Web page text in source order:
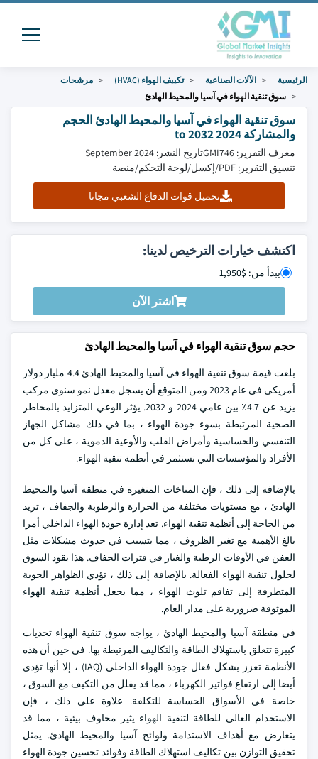
الرئيسية الآلات الصناعية تكييف الهواء (HVAC)
مرشحات
سوق تنقية الهواء في آسيا والمحيط الهادئ
سوق تنقية الهواء في آسيا والمحيط الهادئ الحجم
والمشاركة 2024 to 2032
معرف التقرير: GMI746
تاريخ النشر: September 2024
تنسيق التقرير: PDF/إكسل/لوحة التحكم/منصة
تحميل قوات الدفاع الشعبي مجانا
اكتشف خيارات الترخيص لدينا:
يبدأ من: $1,950
اشتر الآن
حجم سوق تنقية الهواء في آسيا والمحيط الهادئ
بلغت قيمة سوق تنقية الهواء في آسيا والمحيط الهادئ 4.4 مليار دولار
أمريكي في عام 2023 ومن المتوقع أن يسجل معدل نمو سنوي مركب
يزيد عن 4.7٪ بين عامي 2024 و 2032. يؤثر الوعي المتزايد بالمخاطر
الصحية المرتبطة بسوء جودة الهواء ، بما في ذلك مشاكل الجهاز
التنفسي والحساسية وأمراض القلب والأوعية الدموية ، على كل من
الأفراد والمؤسسات التي تستثمر في أنظمة تنقية الهواء.
بالإضافة إلى ذلك ، فإن المناخات المتغيرة في منطقة آسيا والمحيط
الهادئ ، مع مستويات مختلفة من الحرارة والرطوبة والجفاف ، تزيد
من الحاجة إلى أنظمة تنقية الهواء. تعد إدارة جودة الهواء الداخلي أمرا
بالغ الأهمية مع تغير الظروف ، مما يتسبب في حدوث مشكلات مثل
العفن في الأوقات الرطبة والغبار في فترات الجفاف. هذا يقود السوق
لحلول تنقية الهواء الفعالة. بالإضافة إلى ذلك ، تؤدي الظواهر الجوية
المتطرفة إلى تفاقم تلوث الهواء ، مما يجعل أنظمة تنقية الهواء
الموثوقة ضرورية على مدار العام.
في منطقة آسيا والمحيط الهادئ ، يواجه سوق تنقية الهواء تحديات
كبيرة تتعلق باستهلاك الطاقة والتكاليف المرتبطة بها. في حين أن هذه
الأنظمة تعزز بشكل فعال جودة الهواء الداخلي (IAQ) ، إلا أنها تؤدي
أيضا إلى ارتفاع فواتير الكهرباء ، مما قد يقلل من التكيف مع السوق ،
خاصة في الأسواق الحساسة للتكلفة. علاوة على ذلك ، فإن
الاستخدام العالي للطاقة لتنقية الهواء يثير مخاوف بيئية ، مما قد
يتعارض مع أهداف الاستدامة ولوائح آسيا والمحيط الهادئ. يمثل
تحقيق التوازن بين تكاليف استهلاك الطاقة وفوائد تحسين جودة الهواء